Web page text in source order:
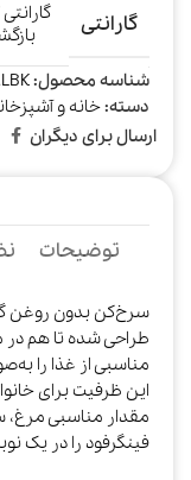
گارانتی
شناسه محصول:
دسته:خانه و
ارسال برای دیگران
توضیحات
طراحی شده تا هم در
مناسبی از غذا را
این ظرفیت برای
مقدار مناسبی مرغ،
فینگرفود را در یک